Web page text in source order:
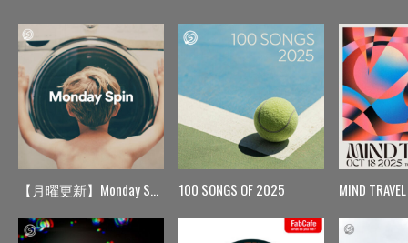
【月曜更新】Monday Spin 100 SONGS OF 2025 MIND TRAVEL